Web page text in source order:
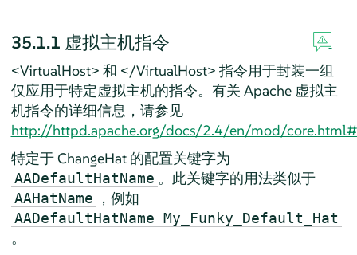
35.1.1 虚拟主机指令
<VirtualHost> 和 </VirtualHost> 指令用于封装一组
仅应用于特定虚拟主机的指令。有关 Apache 虚拟主
机指令的详细信息，请参见
http://httpd.apache.org/docs/2.4/en/mod/
特定于 ChangeHat 的配置关键字为
AADefaultHatName 。此关键字的用法类似于
AAHatName ，例如
AADefaultHatName My_Funky_Default_Hat
。